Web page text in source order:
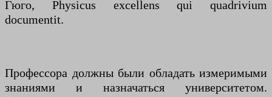
Гюго, Physicus excellens qui quadrivium
documentit.
Профессора должны были обладать измеримыми
знаниями и назначаться университетом.